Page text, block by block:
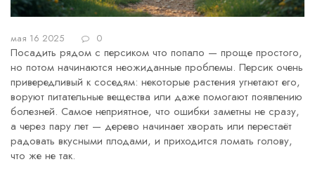
мая 16 2025 0
Посадить рядом с персиком что попало — проще простого,
но потом начинаются неожиданные проблемы. Персик очень
привередливый к соседям: некоторые растения угнетают его,
воруют питательные вещества или даже помогают появлению
болезней. Самое неприятное, что ошибки заметны не сразу,
а через пару лет — дерево начинает хворать или перестаёт
радовать вкусными плодами, и приходится ломать голову,
что же не так.